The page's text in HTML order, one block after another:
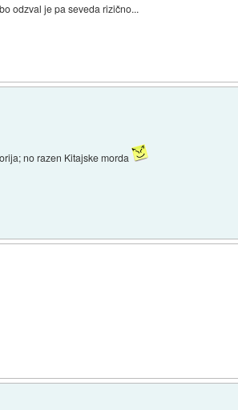
odzval je pa seveda rizično...
no razen Kitajske morda